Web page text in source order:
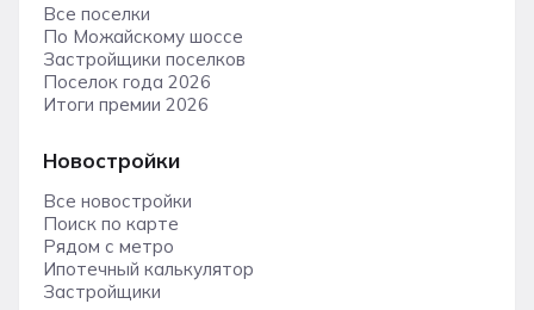
Все поселки
По Можайскому шоссе
Застройщики поселков
Поселок года 2026
Итоги премии 2026
Новостройки
Все новостройки
Поиск по карте
Рядом с метро
Ипотечный калькулятор
Застройщики